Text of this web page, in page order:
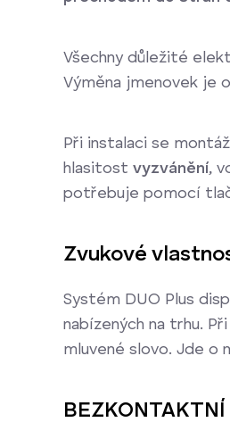
Všechny důležité
Výměna jmenovek je
Při instalaci se
hlasitost vyzvánění,
potřebuje pomocí
Zvukové
Systém DUO Plus
nabízených na trhu.
mluvené slovo. Jde o
BEZKONTAKTNÍ